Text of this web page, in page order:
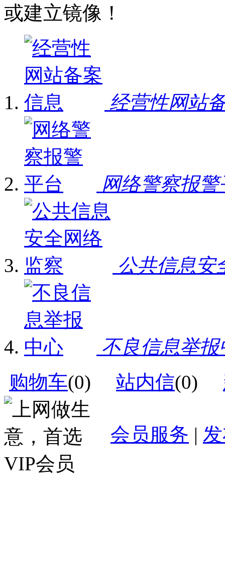
或建立镜像！
经营性网站
网络警察报警
公共信息安
不良信息举报
购物车(0) 站内信(0)
会员服务 |